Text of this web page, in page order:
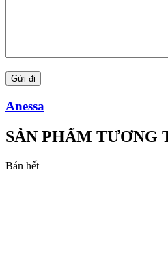
Anessa
SẢN PHẨM TƯƠNG
Bán hết